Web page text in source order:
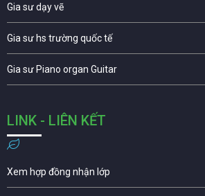
Gia sư dạy vẽ
Gia sư hs trường quốc tế
Gia sư Piano organ Guitar
LINK - LIÊN KẾT
Xem hợp đồng nhận lớp